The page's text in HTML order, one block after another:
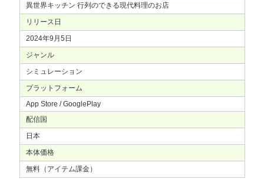
異世界キッチン 行列のできる現代料理のお店
リリース日
2024年9月5日
ジャンル
シミュレーション
プラットフォーム
App Store / GooglePlay
配信国
日本
本体価格
無料（アイテム課金）